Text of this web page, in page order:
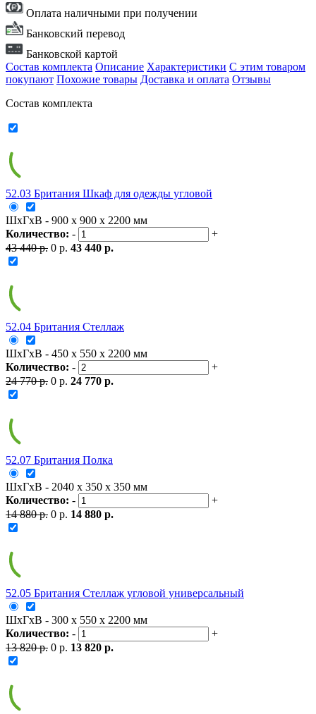
Оплата наличными при получении
Банковский перевод
Банковской картой
Состав комплекта Описание Характеристики С этим товаром
покупают Похожие товары Доставка и оплата Отзывы
Состав комплекта
52.03 Британия Шкаф для одежды угловой
ШxГxВ - 900 x 900 x 2200 мм
Количество: -
+
43 440 р. 0 р. 43 440 р.
52.04 Британия Стеллаж
ШxГxВ - 450 x 550 x 2200 мм
Количество: -
+
24 770 р. 0 р. 24 770 р.
52.07 Британия Полка
ШxГxВ - 2040 x 350 x 350 мм
Количество: -
+
14 880 р. 0 р. 14 880 р.
52.05 Британия Стеллаж угловой универсальный
ШxГxВ - 300 x 550 x 2200 мм
Количество: -
+
13 820 р. 0 р. 13 820 р.